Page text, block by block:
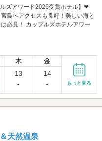
ズアワード2026受賞ホテル】❤︎
島へアクセスも良好！美しい海と
必見！ カップルズホテルアワー
木 金
13
-
14
-
もっと見る
天然温泉